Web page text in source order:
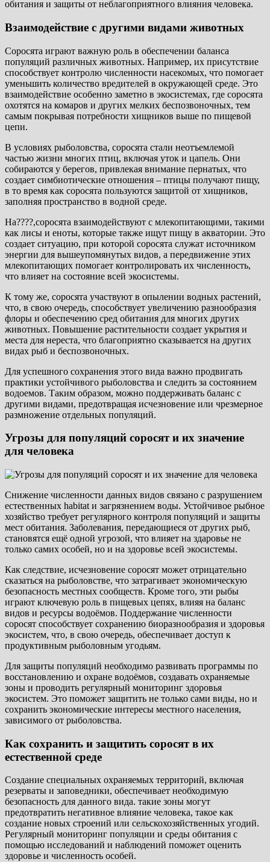
обитания и защиты от неблагоприятного влияния человека.
Взаимодействие с другими видами животных
Соросята играют важную роль в обеспечении баланса
популяций различных животных. Например, их присутствие
способствует контролю численности насекомых, что помогает
уменьшить количество вредителей в окружающей среде. Это
взаимодействие особенно заметно в экосистемах, где соросята
охотятся на комаров и других мелких беспозвоночных, тем
самым покрывая потребности хищников выше по пищевой
цепи.
В условиях рыболовства, соросята стали неотъемлемой
частью жизни многих птиц, включая уток и цапель. Они
собираются у берегов, привлекая внимание пернатых, что
создает симбиотические отношения – птицы получают пищу,
в то время как соросята пользуются защитой от хищников,
заполняя пространство в водной среде.
На????,соросята взаимодействуют с млекопитающими, такими
как лисы и еноты, которые также ищут пищу в акватории. Это
создает ситуацию, при которой соросята служат источником
энергии для вышеупомянутых видов, а передвижение этих
млекопитающих помогает контролировать их численность,
что влияет на состояние всей экосистемы.
К тому же, соросята участвуют в опылении водных растений,
что, в свою очередь, способствует увеличению разнообразия
флоры и обеспечению сред обитания для многих других
животных. Повышение растительности создает укрытия и
места для нереста, что благоприятно сказывается на других
видах рыб и беспозвоночных.
Для успешного сохранения этого вида важно продвигать
практики устойчивого рыболовства и следить за состоянием
водоемов. Таким образом, можно поддерживать баланс с
другими видами, предотвращая исчезновение или чрезмерное
размножение отдельных популяций.
Угрозы для популяций соросят и их значение
для человека
Снижение численности данных видов связано с разрушением
естественных habitat и загрязнением воды. Устойчивое рыбное
хозяйство требует регулярного контроля популяций и защиты
мест обитания. Заболевания, передающиеся от других рыб,
становятся ещё одной угрозой, что влияет на здаровье не
только самих особей, но и на здоровье всей экосистемы.
Как следствие, исчезновение соросят может отрицательно
сказаться на рыболовстве, что затрагивает экономическую
безопасность местных сообществ. Кроме того, эти рыбы
играют ключевую роль в пищевых цепях, влияя на баланс
видов и ресурсы водоёмов. Поддержание численности
соросят способствует сохранению биоразнообразия и здоровья
экосистем, что, в свою очередь, обеспечивает доступ к
продуктивным рыболовным угодьям.
Для защиты популяций необходимо развивать программы по
восстановлению и охране водоёмов, создавать охраняемые
зоны и проводить регулярный мониторинг здоровья
экосистем. Это поможет защитить не только сами виды, но и
сохранить экономические интересы местного населения,
зависимого от рыболовства.
Как сохранить и защитить соросят в их
естественной среде
Создание специальных охраняемых территорий, включая
резерваты и заповедники, обеспечивает необходимую
безопасность для данного вида. такие зоны могут
предотвратить негативное влияние человека, такое как
создание новых строений или сельскохозяйственных угодий.
Регулярный мониторинг популяции и среды обитания с
помощью исследований и наблюдений поможет оценить
здоровье и численность особей.